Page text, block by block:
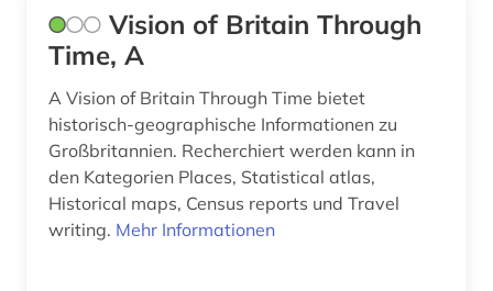
Vision of Britain Through
Time, A
A Vision of Britain Through Time bietet
historisch-geographische Informationen zu
Großbritannien. Recherchiert werden kann in
den Kategorien Places, Statistical atlas,
Historical maps, Census reports und Travel
writing. Mehr Informationen